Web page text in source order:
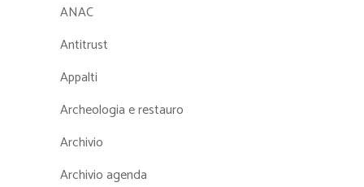
ANAC
Antitrust
Appalti
Archeologia e restauro
Archivio
Archivio agenda